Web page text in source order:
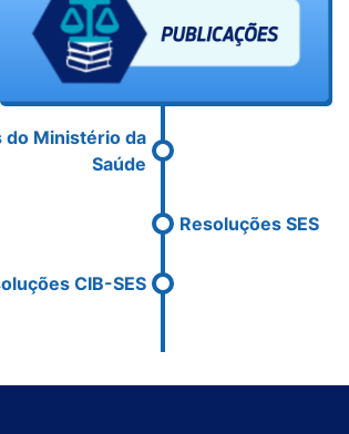
do Ministério da
Saúde
Resoluções SES
CIB-SES